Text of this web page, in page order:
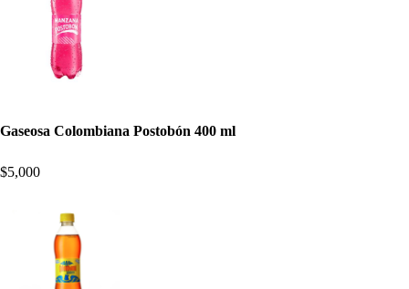
Gaseosa Colombiana Postobón 400 ml
$5,000